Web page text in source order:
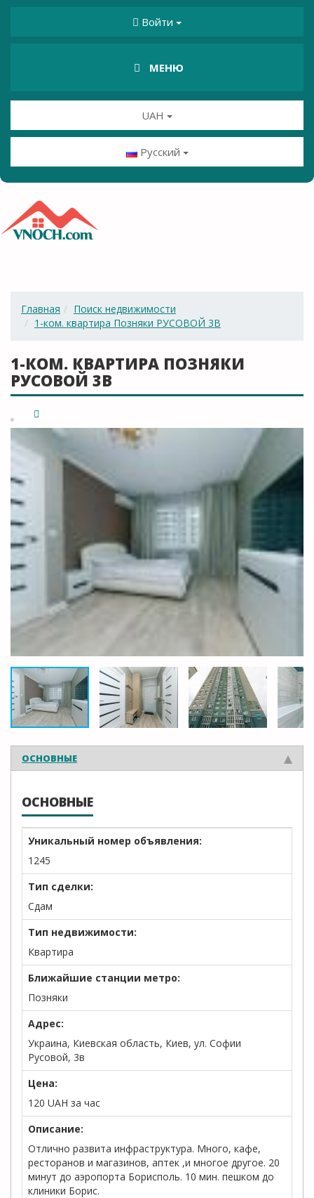
Войти
МЕНЮ
UAH
Русский
Главная
Поиск недвижимости
1-ком. квартира Позняки РУСОВОЙ 3В
1-КОМ. КВАРТИРА ПОЗНЯКИ
РУСОВОЙ 3В
ОСНОВНЫЕ
ОСНОВНЫЕ
Уникальный номер объявления:
1245
Тип сделки:
Сдам
Тип недвижимости:
Квартира
Ближайшие станции метро:
Позняки
Адрес:
Украина, Киевская область, Киев, ул. Софии
Русовой, 3в
Цена:
120 UAH за час
Описание:
Отлично развита инфраструктура. Много, кафе,
ресторанов и магазинов, аптек ,и многое другое. 20
минут до аэропорта Борисполь. 10 мин. пешком до
клиники Борис.